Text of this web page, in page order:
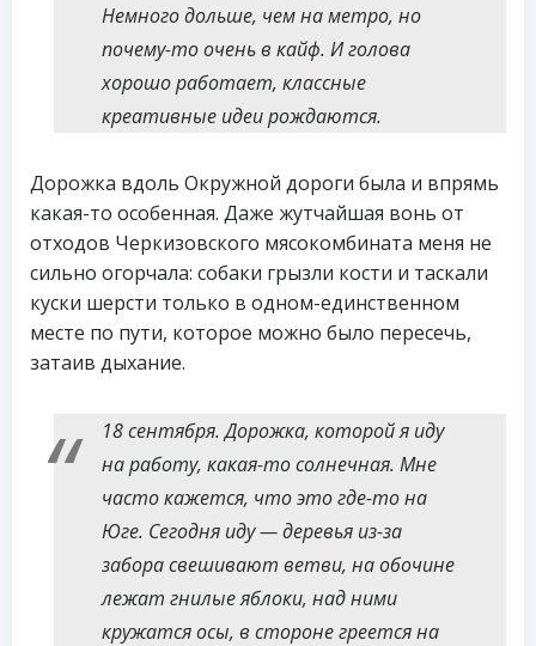
Немного дольше, чем на метро, но
почему-то очень в кайф. И голова
хорошо работает, классные
креативные идеи рождаются.
Дорожка вдоль Окружной дороги была и впрямь
какая-то особенная. Даже жутчайшая вонь от
отходов Черкизовского мясокомбината меня не
сильно огорчала: собаки грызли кости и таскали
куски шерсти только в одном-единственном
месте по пути, которое можно было пересечь,
затаив дыхание.
18 сентября. Дорожка, которой я иду
на работу, какая-то солнечная. Мне
часто кажется, что это где-то на
Юге. Сегодня иду — деревья из-за
забора свешивают ветви, на обочине
лежат гнилые яблоки, над ними
кружатся осы, в стороне греется на